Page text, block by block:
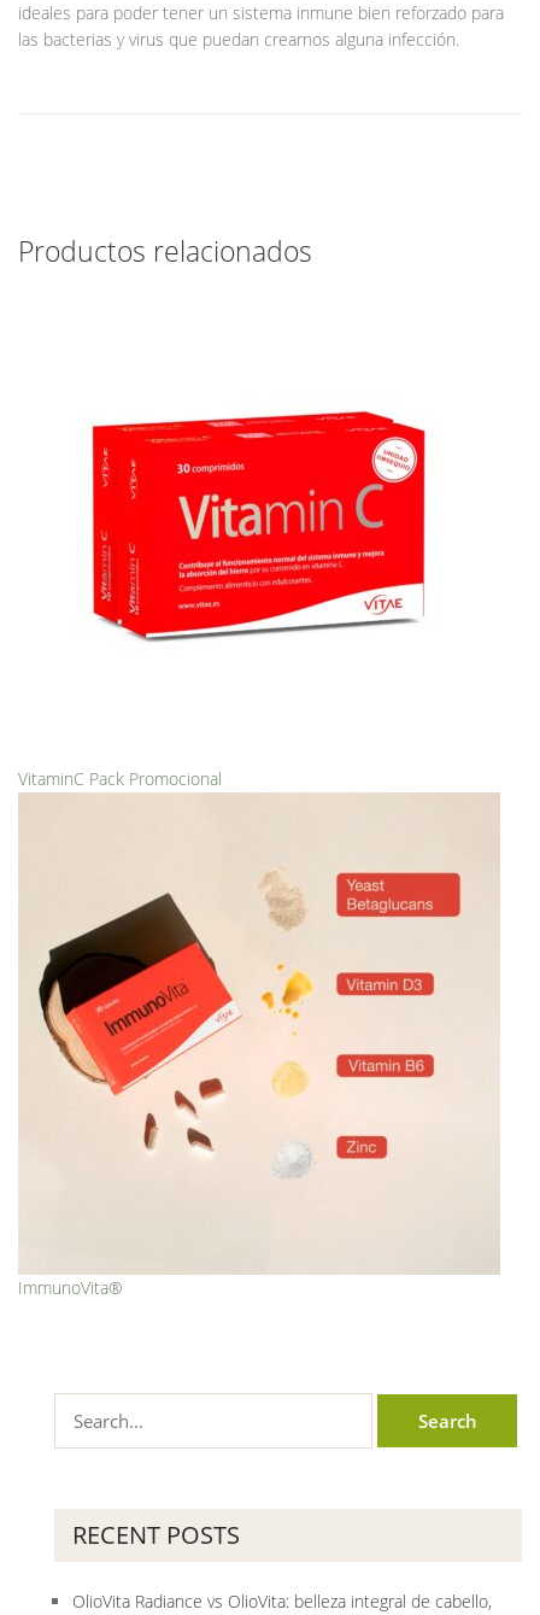
ideales para poder tener un sistema inmune bien reforzado para
las bacterias y virus que puedan crearnos alguna infección.
Productos relacionados
VitaminC Pack Promocional
ImmunoVita®
RECENT POSTS
OlioVita Radiance vs OlioVita: belleza integral de cabello,